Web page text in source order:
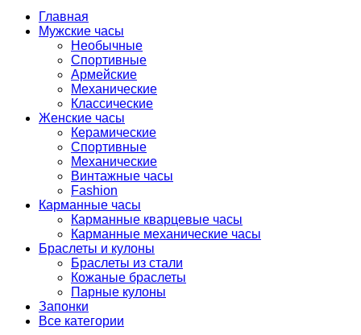
Главная
Мужские часы
Необычные
Спортивные
Армейские
Механические
Классические
Женские часы
Керамические
Спортивные
Механические
Винтажные часы
Fashion
Карманные часы
Карманные кварцевые часы
Карманные механические часы
Браслеты и кулоны
Браслеты из стали
Кожаные браслеты
Парные кулоны
Запонки
Все категории